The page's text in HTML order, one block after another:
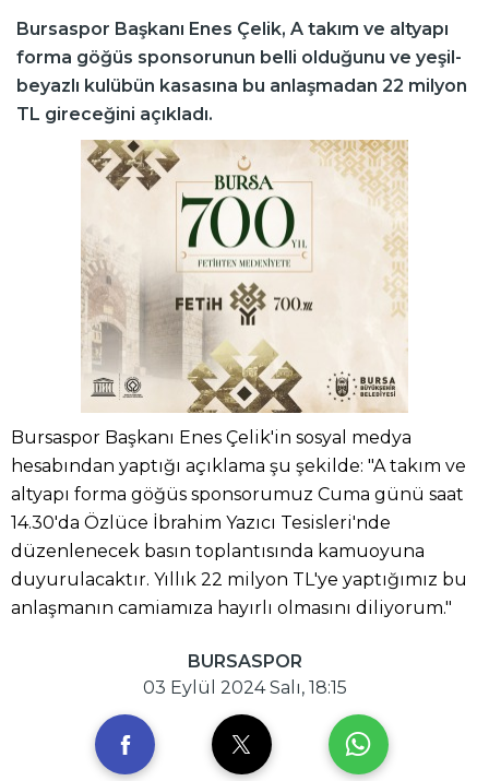
Bursaspor Başkanı Enes Çelik, A takım ve altyapı
forma göğüs sponsorunun belli olduğunu ve yeşil-
beyazlı kulübün kasasına bu anlaşmadan 22 milyon
TL gireceğini açıkladı.
Bursaspor Başkanı Enes Çelik'in sosyal medya
hesabından yaptığı açıklama şu şekilde: "A takım ve
altyapı forma göğüs sponsorumuz Cuma günü saat
14.30'da Özlüce İbrahim Yazıcı Tesisleri'nde
düzenlenecek basın toplantısında kamuoyuna
duyurulacaktır. Yıllık 22 milyon TL'ye yaptığımız bu
anlaşmanın camiamıza hayırlı olmasını diliyorum."
BURSASPOR
03 Eylül 2024 Salı, 18:15